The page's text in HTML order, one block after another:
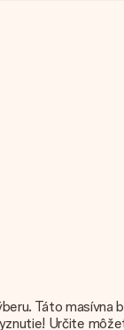
Táto masívna
Určite